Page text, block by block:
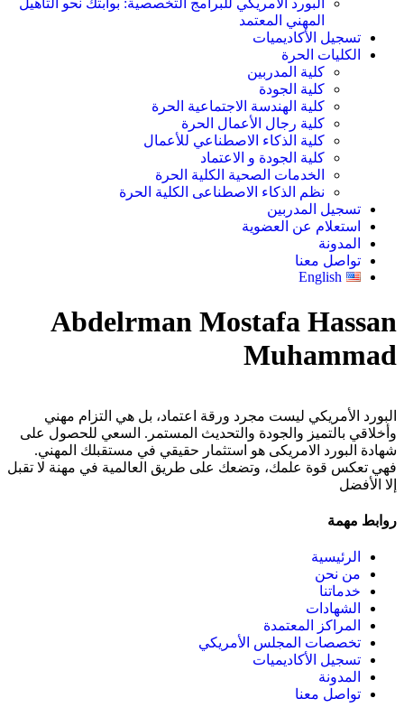
البورد الأمريكي للبرامج التخصصية: بوابتك نحو التأهيل
المهني المعتمد
تسجيل الأكاديميات
الكليات الحرة
كلية المدربين
كلية الجودة
كلية الهندسة الاجتماعية الحرة
كلية رجال الأعمال الحرة
كلية الذكاء الاصطناعي للأعمال
كلية الجودة و الاعتماد
الخدمات الصحية الكلية الحرة
نظم الذكاء الاصطناعى الكلية الحرة
تسجيل المدربين
استعلام عن العضوية
المدونة
تواصل معنا
English
Abdelrman Mostafa Hassan
Muhammad
البورد الأمريكي ليست مجرد ورقة اعتماد، بل هي التزام مهني
وأخلاقي بالتميز والجودة والتحديث المستمر. السعي للحصول على
شهادة البورد الامريكى هو استثمار حقيقي في مستقبلك المهني.
فهي تعكس قوة علمك، وتضعك على طريق العالمية في مهنة لا تقبل
إلا الأفضل
روابط مهمة
الرئيسية
من نحن
خدماتنا
الشهادات
المراكز المعتمدة
تخصصات المجلس الأمريكي
تسجيل الأكاديميات
المدونة
تواصل معنا